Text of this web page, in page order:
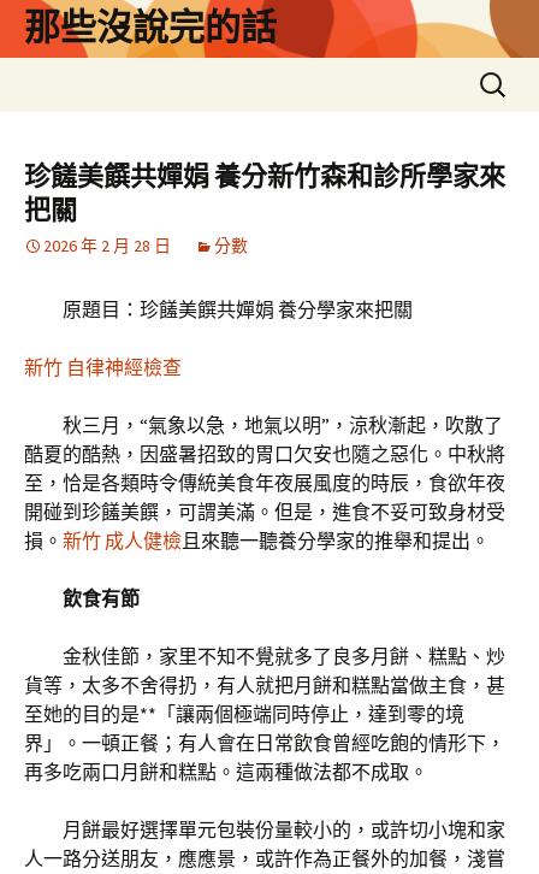
那些沒說完的話
搜
尋
鍵
字:
珍饈美饌共嬋娟 養分新竹森和診所學家來
把關
2026 年 2 月 28 日 分數
原題目：珍饈美饌共嬋娟 養分學家來把關
新竹 自律神經檢查
秋三月，“氣象以急，地氣以明”，涼秋漸起，吹散了
酷夏的酷熱，因盛暑招致的胃口欠安也隨之惡化。中秋將
至，恰是各類時令傳統美食年夜展風度的時辰，食欲年夜
開碰到珍饈美饌，可謂美滿。但是，進食不妥可致身材受
損。 新竹 成人健檢且來聽一聽養分學家的推舉和提出。
飲食有節
金秋佳節，家里不知不覺就多了良多月餅、糕點、炒
貨等，太多不舍得扔，有人就把月餅和糕點當做主食，甚
至她的目的是**「讓兩個極端同時停止，達到零的境
界」。一頓正餐；有人會在日常飲食曾經吃飽的情形下，
再多吃兩口月餅和糕點。這兩種做法都不成取。
月餅最好選擇單元包裝份量較小的，或許切小塊和家
人一路分送朋友，應應景，或許作為正餐外的加餐，淺嘗